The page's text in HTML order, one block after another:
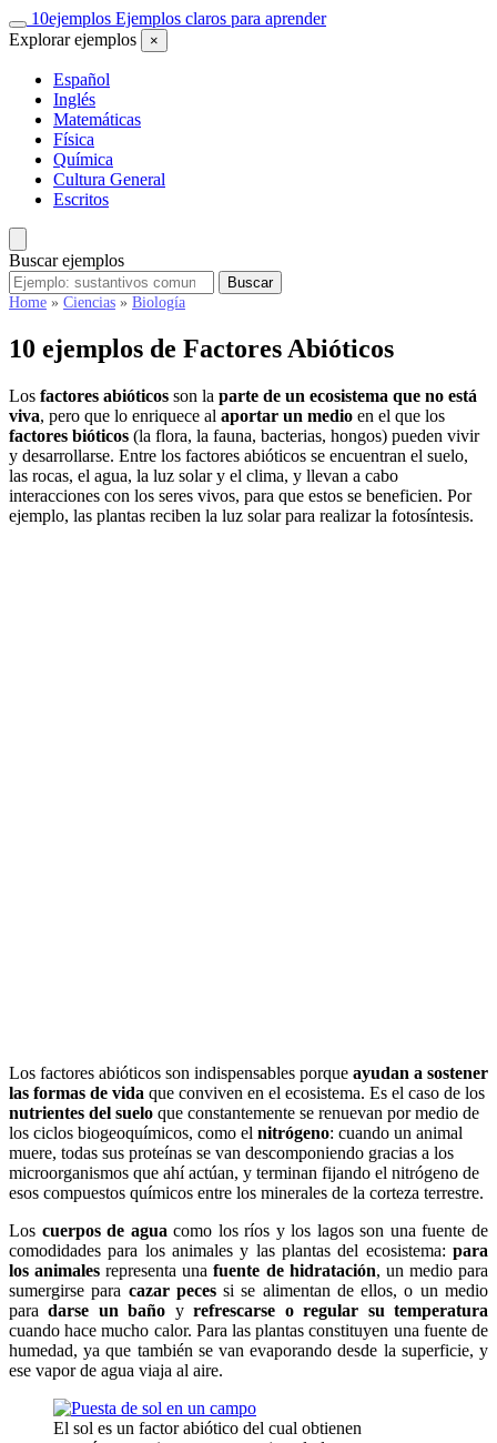
Saltar
al
10ejemplos Ejemplos claros para aprender
Explorar ejemplos
×
Español
Inglés
Matemáticas
Física
Química
Cultura General
Escritos
Buscar ejemplos
Buscar
ejemplos
Buscar
Home » Ciencias » Biología
10 ejemplos de Factores Abióticos
Los factores abióticos son la parte de un ecosistema que no está
viva, pero que lo enriquece al aportar un medio en el que los
factores bióticos (la flora, la fauna, bacterias, hongos) pueden vivir
y desarrollarse. Entre los factores abióticos se encuentran el suelo,
las rocas, el agua, la luz solar y el clima, y llevan a cabo
interacciones con los seres vivos, para que estos se beneficien. Por
ejemplo, las plantas reciben la luz solar para realizar la fotosíntesis.
Los factores abióticos son indispensables porque ayudan a sostener
las formas de vida que conviven en el ecosistema. Es el caso de los
nutrientes del suelo que constantemente se renuevan por medio de
los ciclos biogeoquímicos, como el nitrógeno: cuando un animal
muere, todas sus proteínas se van descomponiendo gracias a los
microorganismos que ahí actúan, y terminan fijando el nitrógeno de
esos compuestos químicos entre los minerales de la corteza terrestre.
Los cuerpos de agua como los ríos y los lagos son una fuente de
comodidades para los animales y las plantas del ecosistema: para
los animales representa unafuente de hidratación, un medio para
sumergirse para cazar pecessi se alimentan de ellos, o un medio
paradarse un baño yrefrescarse o regular su temperatura
cuando hace mucho calor. Para las plantas constituyen una fuente de
humedad, ya que también se van evaporando desde la superficie, y
ese vapor de agua viaja al aire.
El sol es un factor abiótico del cual obtienen